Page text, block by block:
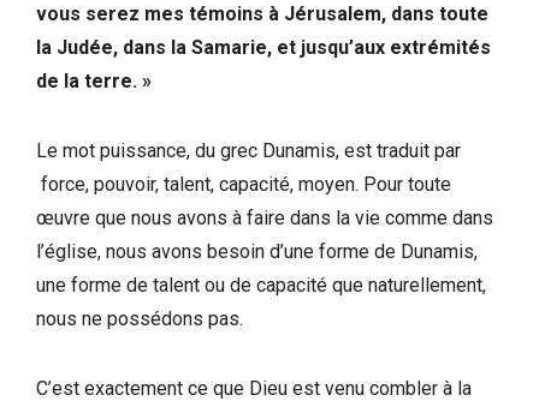
vous serez mes témoins à Jérusalem, dans toute
la Judée, dans la Samarie, et jusqu’aux extrémités
de la terre. »
Le mot puissance, du grec Dunamis, est traduit par
force, pouvoir, talent, capacité, moyen. Pour toute
œuvre que nous avons à faire dans la vie comme dans
l’église, nous avons besoin d’une forme de Dunamis,
une forme de talent ou de capacité que naturellement,
nous ne possédons pas.
C’est exactement ce que Dieu est venu combler à la